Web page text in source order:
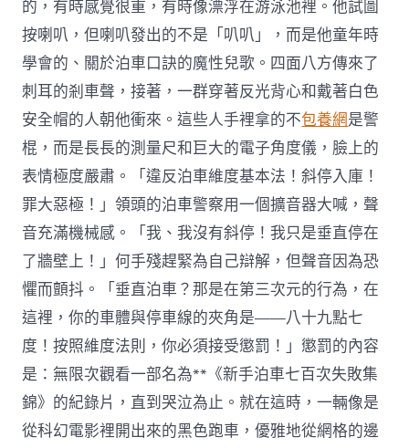
的，有時感覺很重，有時像漂浮在游泳池裡。他試圖
按喇叭，但喇叭發出的不是「叭叭」，而是他童年時
學會的、關於泊車口訣的魔性兒歌。四面八方傳來了
刺耳的剎車聲，接著，一群穿著反光背心和戴著白色
安全帽的人朝他衝來。這些人手裡拿的不包養網是警
棍，而是長長的測量尺和巨大的電子角度儀，臉上的
表情極度嚴肅。「違反泊車維度基本法！斜停入庫！
罪大惡極！」領頭的泊車警察用一個擴音器大喊，聲
音充滿機械感。「我、我沒有斜停！我只是垂直停在
了牆壁上！」何手殘趕緊為自己辯解，但聲音因為恐
懼而顫抖。「垂直泊車？那是在第三次元的行為，在
這裡，你的車體與停車線的夾角是——八十九點七
度！按照維度法則，你必須接受懲罰！」懲罰的內容
是：無限次觀看一部名為**《新手泊車七百次失敗集
錦》的紀錄片，直到哭泣為止。就在這時，一輛像是
從科幻電影裡開出來的黑色跑車，優雅地從網格的邊